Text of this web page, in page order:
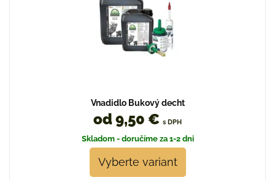
Vnadidlo Bukový decht
od 9,50 € s DPH
Skladom - doručíme za 1-2 dni
Vyberte variant